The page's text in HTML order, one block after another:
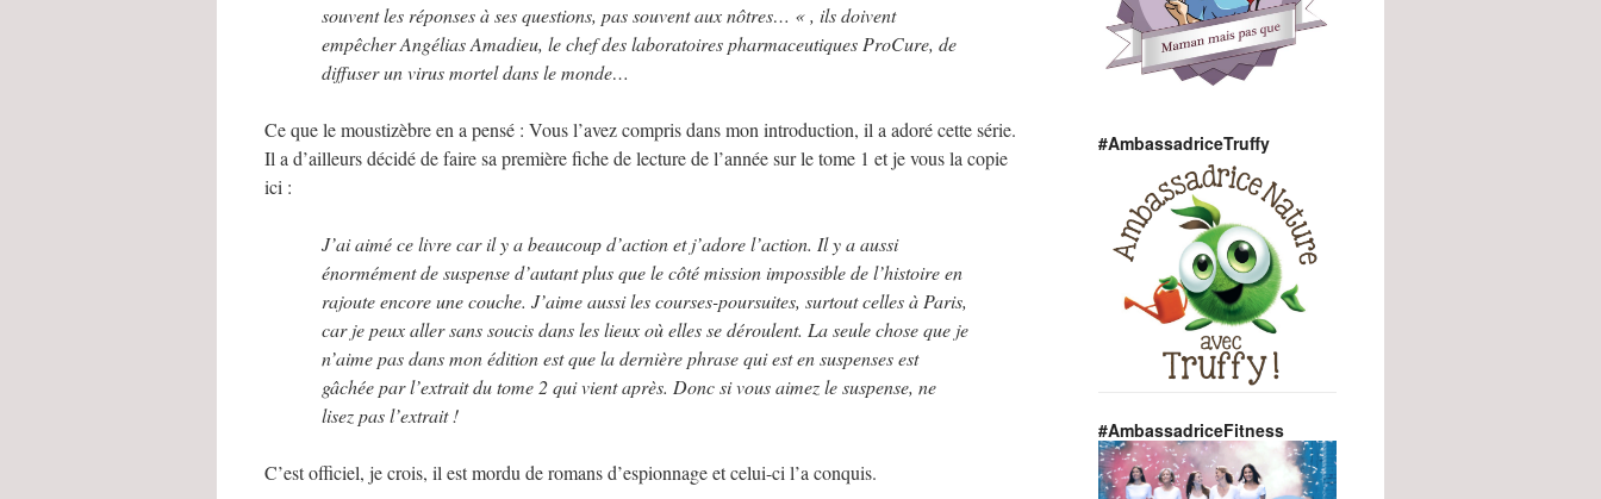
souvent les réponses à ses questions, pas souvent aux nôtres… « , ils doivent
empêcher Angélias Amadieu, le chef des laboratoires pharmaceutiques ProCure, de
diffuser un virus mortel dans le monde…
Ce que le moustizèbre en a pensé : Vous l’avez compris dans mon introduction, il a adoré cette série.
Il a d’ailleurs décidé de faire sa première fiche de lecture de l’année sur le tome 1 et je vous la copie
ici :
J’ai aimé ce livre car il y a beaucoup d’action et j’adore l’action. Il y a aussi
énormément de suspense d’autant plus que le côté mission impossible de l’histoire en
rajoute encore une couche. J’aime aussi les courses-poursuites, surtout celles à Paris,
car je peux aller sans soucis dans les lieux où elles se déroulent. La seule chose que je
n’aime pas dans mon édition est que la dernière phrase qui est en suspenses est
gâchée par l’extrait du tome 2 qui vient après. Donc si vous aimez le suspense, ne
lisez pas l’extrait !
C’est officiel, je crois, il est mordu de romans d’espionnage et celui-ci l’a conquis.
#AmbassadriceTruffy
#AmbassadriceFitness